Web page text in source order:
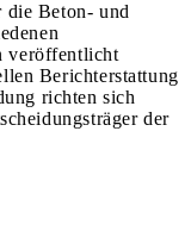
Beton- und
veröffentlicht
Berichterstattung
richten sich
der